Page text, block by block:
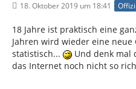
18. Oktober 2019 um 18:41
18 Jahre ist praktisch eine
Jahren wird wieder eine
statistisch...
Und denk mal
das Internet noch nicht so